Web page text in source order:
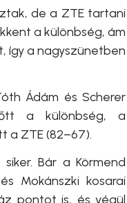
de a ZTE tartani
a különbség, ám
így a nagyszünetben
Ádám és Scherer
a különbség, a
a ZTE (82–67).
Bár a Körmend
Mokánszki kosarai
pontot is, és végül